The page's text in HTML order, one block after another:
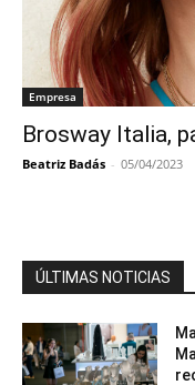
Empresa
Brosway Italia,
Beatriz Badás - 05/04/2023
ÚLTIMAS NOTICIAS